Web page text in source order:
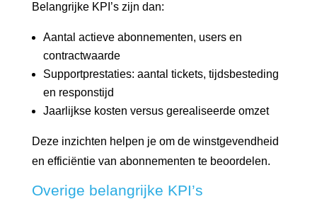
Belangrijke KPI’s zijn dan:
Aantal actieve abonnementen, users en
contractwaarde
Supportprestaties: aantal tickets, tijdsbesteding
en responstijd
Jaarlijkse kosten versus gerealiseerde omzet
Deze inzichten helpen je om de winstgevendheid
en efficiëntie van abonnementen te beoordelen.
Overige belangrijke KPI’s